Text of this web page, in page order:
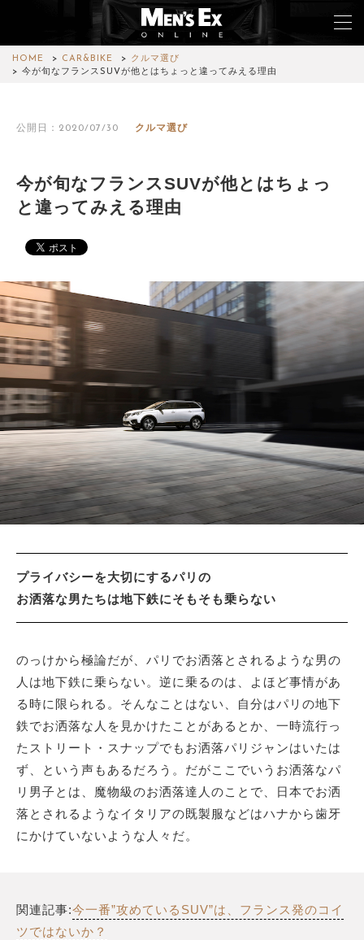
HOME CAR&BIKE
クルマ選び
今が旬なフランスSUVが他とはちょっと違ってみえる理由
公開日：2020/07/30 クルマ選び
今が旬なフランスSUVが他とはちょっ
と違ってみえる理由
プライバシーを大切にするパリの
お洒落な男たちは地下鉄にそもそも乗らない
のっけから極論だが、パリでお洒落とされるような男の
人は地下鉄に乗らない。逆に乗るのは、よほど事情があ
る時に限られる。そんなことはない、自分はパリの地下
鉄でお洒落な人を見かけたことがあるとか、一時流行っ
たストリート・スナップでもお洒落パリジャンはいたは
ず、という声もあるだろう。だがここでいうお洒落なパ
リ男子とは、魔物級のお洒落達人のことで、日本でお洒
落とされるようなイタリアの既製服などはハナから歯牙
にかけていないような人々だ。
関連記事:今一番”攻めているSUV”は、フランス発のコイ
ツではないか？
WATCH
CAR&BIKE
LIFESTYLE
COLUMN
MAGAZINE
ABOUT SITE
サイトマップ